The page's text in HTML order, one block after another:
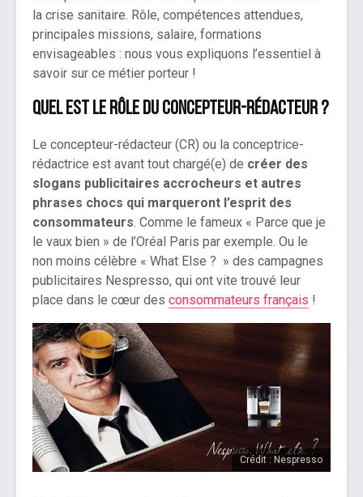
la crise sanitaire. Rôle, compétences attendues,
principales missions, salaire, formations
envisageables : nous vous expliquons l’essentiel à
savoir sur ce métier porteur !
Quel est le rôle du concepteur-rédacteur ?
Le concepteur-rédacteur (CR) ou la conceptrice-
rédactrice est avant tout chargé(e) de créer des
slogans publicitaires accrocheurs et autres
phrases chocs qui marqueront l’esprit des
consommateurs. Comme le fameux « Parce que je
le vaux bien » de l’Oréal Paris par exemple. Ou le
non moins célèbre « What Else ? » des campagnes
publicitaires Nespresso, qui ont vite trouvé leur
place dans le cœur des consommateurs français !
Crédit : Nespresso